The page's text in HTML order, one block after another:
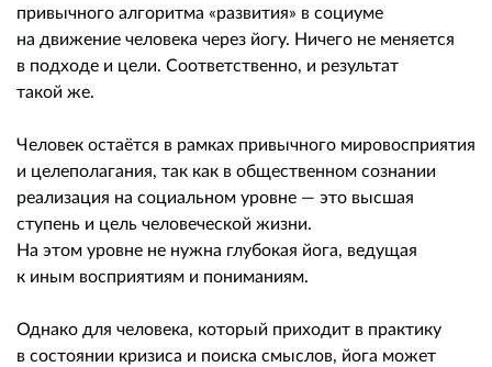
привычного алгоритма «развития» в социуме
на движение человека через йогу. Ничего не меняется
в подходе и цели. Соответственно, и результат
такой же.
Человек остаётся в рамках привычного мировосприятия
и целеполагания, так как в общественном сознании
реализация на социальном уровне — это высшая
ступень и цель человеческой жизни.
На этом уровне не нужна глубокая йога, ведущая
к иным восприятиям и пониманиям.
Однако для человека, который приходит в практику
в состоянии кризиса и поиска смыслов, йога может